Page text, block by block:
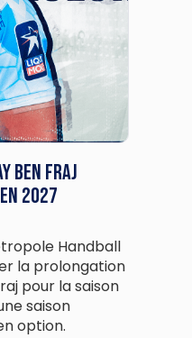
Ben Fraj
2027
Handball
la prolongation
pour la saison
saison
option.